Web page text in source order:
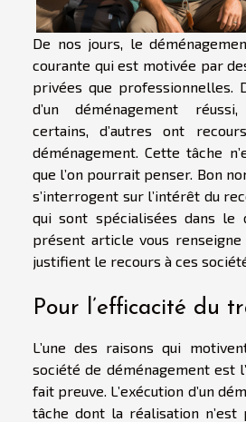
De nos jours, le
courante qui est motivée par
privées que professionnelles.
d’un déménagement
certains, d’autres ont
déménagement. Cette tâche
que l’on pourrait penser. Bon
s’interrogent sur l’intérêt du
qui sont spécialisées dans le
présent article vous
justifient le recours à ces
Pour l’efficacité du
L’une des raisons qui
société de déménagement est
fait preuve. L’exécution d’un
tâche dont la réalisation